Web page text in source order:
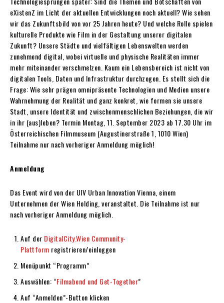
eXistenZ im Licht der aktuellen Entwicklungen noch aktuell? Wie sehen
wir das Zukunftsbild von vor 25 Jahren heute? Und welche Rolle spielen
kulturelle Produkte wie Film in der Gestaltung unserer digitalen
Zukunft? Unsere Städte und vielfältigen Lebenswelten werden
zunehmend digital, wobei virtuelle und physische Realitäten immer
mehr miteinander verschmelzen. Kaum ein Lebensbereich ist nicht von
digitalen Tools, Daten und Infrastruktur durchzogen. Es stellt sich die
Frage: Wie sehr prägen omnipräsente Technologien und Medien unsere
Wahrnehmung der Realität und ganz konkret, wie formen sie unsere
Stadt, unsere Identität und zwischenmenschlichen Beziehungen, die wir
in ihr (aus)leben? Termin Montag, 11. September 2023 ab 17.30 Uhr im
Österreichischen Filmmuseum (Augustinerstraße 1, 1010 Wien)
Teilnahme nur nach vorheriger Anmeldung möglich!
Anmeldung
Das Event wird von der UIV Urban Innovation Vienna, einem
Unternehmen der Wien Holding, veranstaltet. Die Teilnahme ist nur
nach vorheriger Anmeldung möglich.
Auf der DigitalCity.Wien Community-
Plattform registrieren/einloggen
Menüpunkt “Programm”
Auswählen: “Filmabend und Get-Together”
Auf “Anmelden”-Button klicken